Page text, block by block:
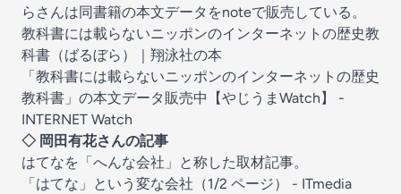
らさんは同書籍の本文データをnoteで販売している。
教科書には載らないニッポンのインターネットの歴史教
科書（ばるぼら）｜翔泳社の本
「教科書には載らないニッポンのインターネットの歴史
教科書」の本文データ販売中【やじうまWatch】 -
INTERNET Watch
◇ 岡田有花さんの記事
はてなを「へんな会社」と称した取材記事。
「はてな」という変な会社（1/2 ページ） - ITmedia